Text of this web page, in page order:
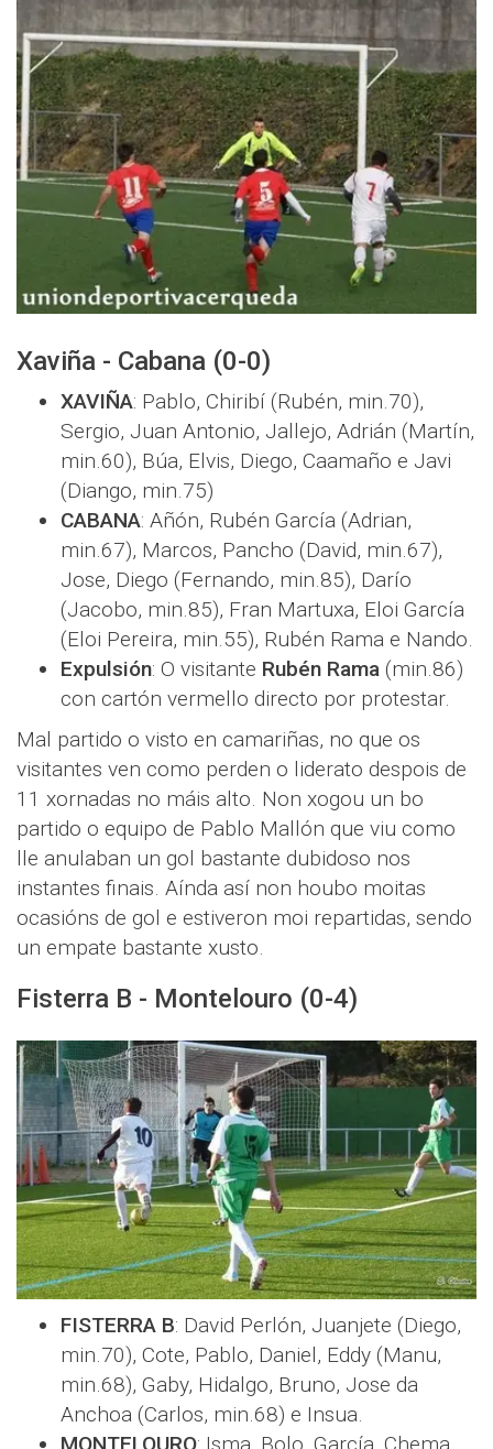
Xaviña - Cabana (0-0)
XAVIÑA: Pablo, Chiribí (Rubén, min.70),
Sergio, Juan Antonio, Jallejo, Adrián (Martín,
min.60), Búa, Elvis, Diego, Caamaño e Javi
(Diango, min.75)
CABANA: Añón, Rubén García (Adrian,
min.67), Marcos, Pancho (David, min.67),
Jose, Diego (Fernando, min.85), Darío
(Jacobo, min.85), Fran Martuxa, Eloi García
(Eloi Pereira, min.55), Rubén Rama e Nando.
Expulsión: O visitante Rubén Rama (min.86)
con cartón vermello directo por protestar.
Mal partido o visto en camariñas, no que os
visitantes ven como perden o liderato despois de
11 xornadas no máis alto. Non xogou un bo
partido o equipo de Pablo Mallón que viu como
lle anulaban un gol bastante dubidoso nos
instantes finais. Aínda así non houbo moitas
ocasións de gol e estiveron moi repartidas, sendo
un empate bastante xusto.
Fisterra B - Montelouro (0-4)
FISTERRA B: David Perlón, Juanjete (Diego,
min.70), Cote, Pablo, Daniel, Eddy (Manu,
min.68), Gaby, Hidalgo, Bruno, Jose da
Anchoa (Carlos, min.68) e Insua.
MONTELOURO: Isma, Bolo, García, Chema